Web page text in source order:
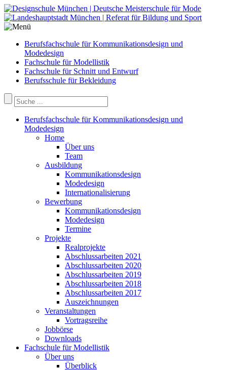
Berufsfachschule für Kommunikationsdesign und
Modedesign
Fachschule für Modellistik
Fachschule für Schnitt und Entwurf
Berufsschule für Bekleidung
Berufsfachschule für Kommunikationsdesign und
Modedesign
Home
Über uns
Team
Ausbildung
Kommunikationsdesign
Modedesign
Internationalisierung
Bewerbung
Kommunikationsdesign
Modedesign
Termine
Projekte
Realprojekte
Abschlussarbeiten 2021
Abschlussarbeiten 2020
Abschlussarbeiten 2019
Abschlussarbeiten 2018
Abschlussarbeiten 2017
Auszeichnungen
Veranstaltungen
Vortragsreihe
Jobbörse
Downloads
Fachschule für Modellistik
Über uns
Überblick